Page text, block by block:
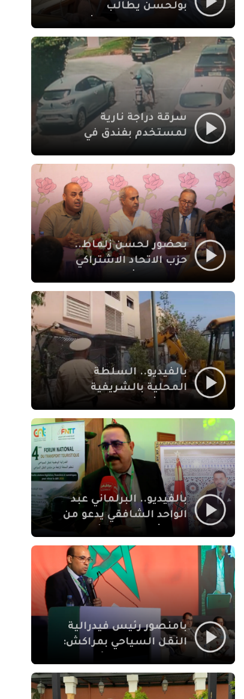
بولحسن يطالب
أشغال شارع علال
الفاسي بمراكش
سرقة دراجة نارية
لمستخدم بفندق في
بمراكش
بحضور لحسن زلماط..
حزب الاتحاد الاشتراكي
مقراً بمقاطعة سيدي
يوسف بن علي مراكش
بالفيديو.. السلطة
المحلية بالشريفية
بنايات غير قانونية بإقامة
الإيمان
بالفيديو.. البرلماني عبد
الواحد الشافقي يدعو من
النقل السياحي لمواكبة
بامنصور رئيس فيدرالية
النقل السياحي بمراكش:
والاصلاح التشريعي
ركيزتان أساسيتان لكسب